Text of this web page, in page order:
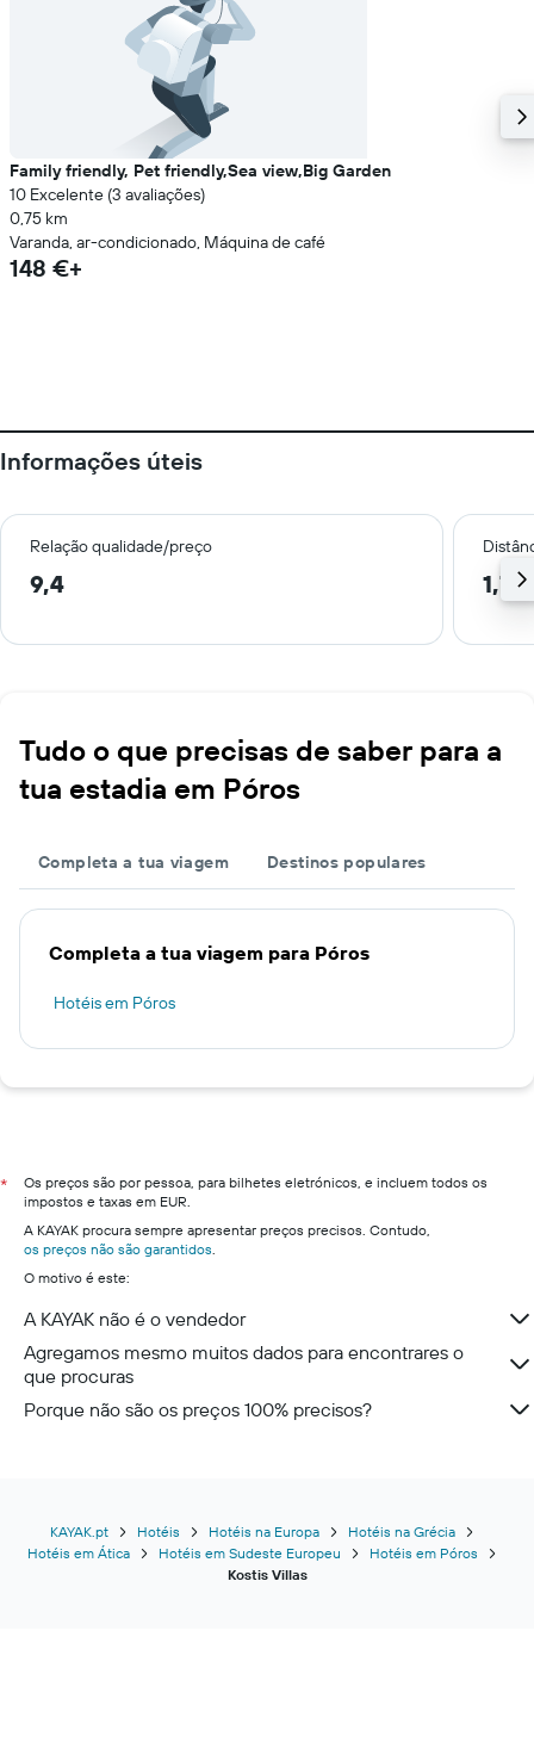
Family friendly, Pet friendly,Sea view,Big Garden
10 Excelente (3 avaliações)
0,75 km
Varanda, ar-condicionado, Máquina de café
148 €+
Informações úteis
Relação qualidade/preço
9,4 1,7
Tudo o que precisas de saber para a
tua estadia em Póros
Completa a tua viagem Destinos populares
Completa a tua viagem para Póros
Hotéis em Póros
*
Os preços são por pessoa, para bilhetes eletrónicos, e incluem todos os
impostos e taxas em EUR.
A KAYAK procura sempre apresentar preços precisos. Contudo,
os preços não são garantidos.
O motivo é este:
A KAYAK não é o vendedor
Agregamos mesmo muitos dados para encontrares o
que procuras
Porque não são os preços 100% precisos?
KAYAK.pt Hotéis Hotéis na Europa
Hotéis na Grécia
Hotéis em Ática
Hotéis em Sudeste Europeu
Hotéis em Póros
Kostis Villas